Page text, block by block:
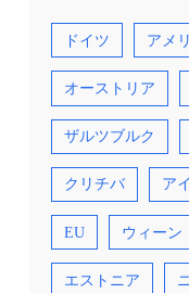
ドイツ アメ
オーストリア
ザルツブルク
クリチバ ア
EU ウィーン
エストニア